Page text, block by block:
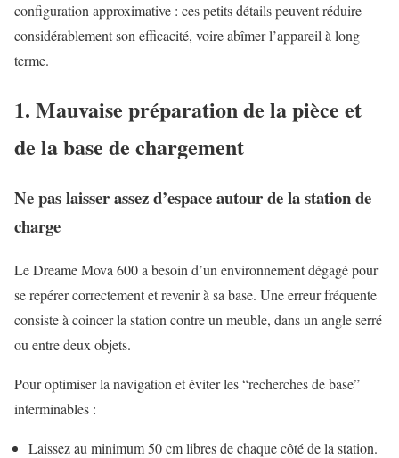
configuration approximative : ces petits détails peuvent réduire
considérablement son efficacité, voire abîmer l’appareil à long
terme.
1. Mauvaise préparation de la pièce et
de la base de chargement
Ne pas laisser assez d’espace autour de la station de
charge
Le Dreame Mova 600 a besoin d’un environnement dégagé pour
se repérer correctement et revenir à sa base. Une erreur fréquente
consiste à coincer la station contre un meuble, dans un angle serré
ou entre deux objets.
Pour optimiser la navigation et éviter les “recherches de base”
interminables :
Laissez au minimum 50 cm libres de chaque côté de la station.